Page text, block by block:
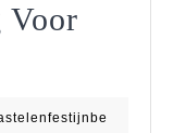
Voor